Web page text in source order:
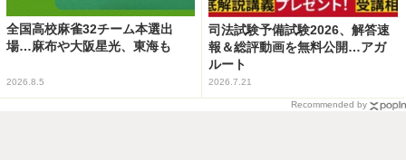
全国高校麻雀32チーム本選出
場…麻布や大阪星光、東海も
2026.8.5
司法試験予備試験2026、解答速
報＆総評動画を無料公開…アガ
ルート
2026.7.21
Recommended by